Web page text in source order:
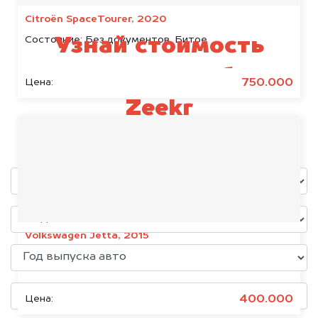
Citroën SpaceTourer, 2020
Состояние:Без документов, Битое
Цена: 750.000
Volkswagen Jetta, 2015
Состояние:Без документов
Цена: 400.000
Узнай стоимость
своего автомобиля
Zeekr